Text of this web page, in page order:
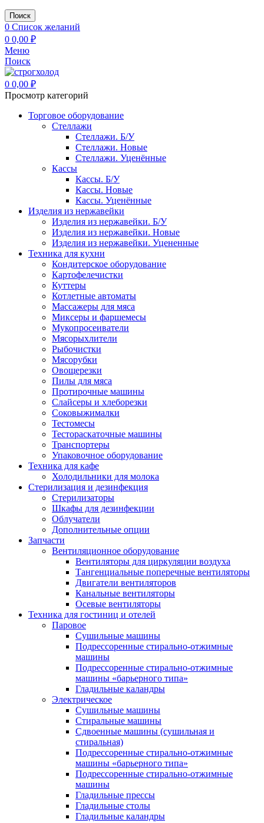
Поиск
0 Список желаний
0 0,00 ₽
Меню
Поиск
0 0,00 ₽
Просмотр категорий
Торговое оборудование
Стеллажи
Стеллажи. Б/У
Стеллажи. Новые
Стеллажи. Уценённые
Кассы
Кассы. Б/У
Кассы. Новые
Кассы. Уценённые
Изделия из нержавейки
Изделия из нержавейки. Б/У
Изделия из нержавейки. Новые
Изделия из нержавейки. Уцененные
Техника для кухни
Кондитерское оборудование
Картофелечистки
Куттеры
Котлетные автоматы
Массажеры для мяса
Миксеры и фаршемесы
Мукопросеиватели
Мясорыхлители
Рыбочистки
Мясорубки
Овощерезки
Пилы для мяса
Протирочные машины
Слайсеры и хлеборезки
Соковыжималки
Тестомесы
Тестораскаточные машины
Транспортеры
Упаковочное оборудование
Техника для кафе
Холодильники для молока
Стерилизация и дезинфекция
Стерилизаторы
Шкафы для дезинфекции
Облучатели
Дополнительные опции
Запчасти
Вентиляционное оборудование
Вентиляторы для циркуляции воздуха
Тангенциальные поперечные вентиляторы
Двигатели вентиляторов
Канальные вентиляторы
Осевые вентиляторы
Техника для гостиниц и отелей
Паровое
Cушильные машины
Подрессоренные стирально-отжимные
машины
Подрессоренные стирально-отжимные
машины «барьерного типа»
Гладильные каландры
Электрическое
Сушильные машины
Стиральные машины
Сдвоенные машины (сушильная и
стиральная)
Подрессоренные стирально-отжимные
машины «барьерного типа»
Подрессоренные стирально-отжимные
машины
Гладильные прессы
Гладильные столы
Гладильные каландры